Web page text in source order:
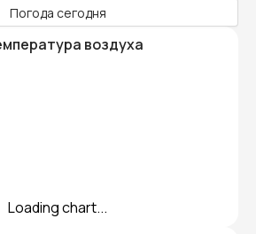
Погода сегодня
воздуха
Loading chart...